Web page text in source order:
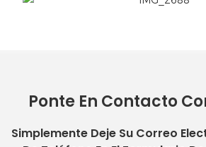
Ponte En Contacto
Simplemente Deje Su Correo